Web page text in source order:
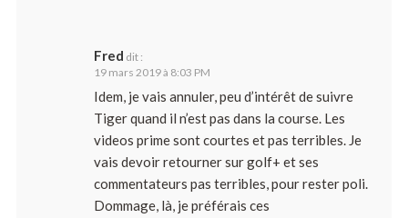
Fred dit :
19 mars 2019 à 8:03 PM
Idem, je vais annuler, peu d’intérêt de suivre
Tiger quand il n’est pas dans la course. Les
videos prime sont courtes et pas terribles. Je
vais devoir retourner sur golf+ et ses
commentateurs pas terribles, pour rester poli.
Dommage, là, je préférais ces